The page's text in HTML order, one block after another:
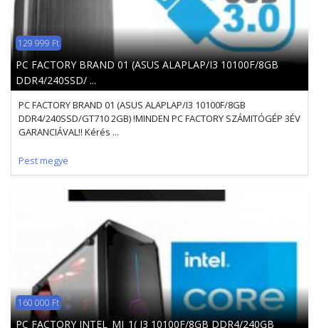
129 999 Ft
PC FACTORY BRAND 01 (ASUS ALAPLAP/I3 10100F/8GB
DDR4/240SSD/ ...
PC FACTORY BRAND 01 (ASUS ALAPLAP/I3 10100F/8GB
DDR4/240SSD/GT710 2GB) !MINDEN PC FACTORY SZÁMITÓGÉP 3ÉV
GARANCIÁVAL!! Kérés ...
Pest megye
160 000 Ft
PC FACTORY INTEL_MI_1( I3 10100F/8GB DDR4/240GB